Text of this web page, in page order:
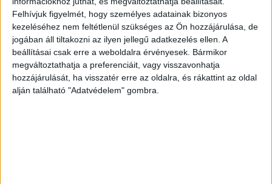
Felhívjuk figyelmét, hogy személyes adatainak bizonyos
kezeléséhez nem feltétlenül szükséges az Ön hozzájárulása, de
jogában áll tiltakozni az ilyen jellegű adatkezelés ellen. A
beállításai csak erre a weboldalra érvényesek. Bármikor
megváltoztathatja a preferenciáit, vagy visszavonhatja
hozzájárulását, ha visszatér erre az oldalra, és rákattint az oldal
alján található "Adatvédelem" gombra.
Katzenbach Imre megölésében. Az egykori MTK-s
focista strómanként résztvevője volt az Eclipse
Informatikai Zrt.-hez kapcsolódó milliárdos
pénzmosásnak és áfacsalásnak. A gépjárművek
eredetvizsgálatának új számítógépes rendszerét